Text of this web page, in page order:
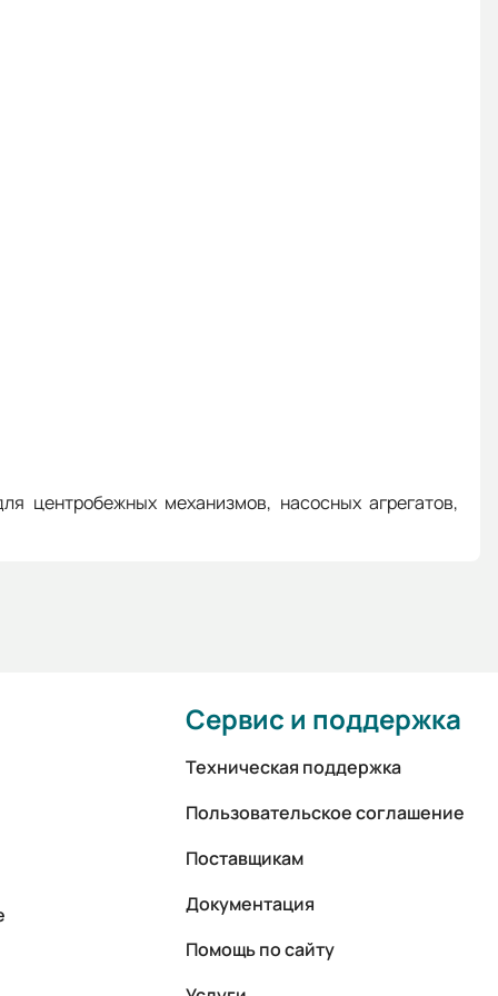
центробежных механизмов, насосных агрегатов,
Сервис и поддержка
Техническая поддержка
Пользовательское соглашение
Поставщикам
Документация
Помощь по сайту